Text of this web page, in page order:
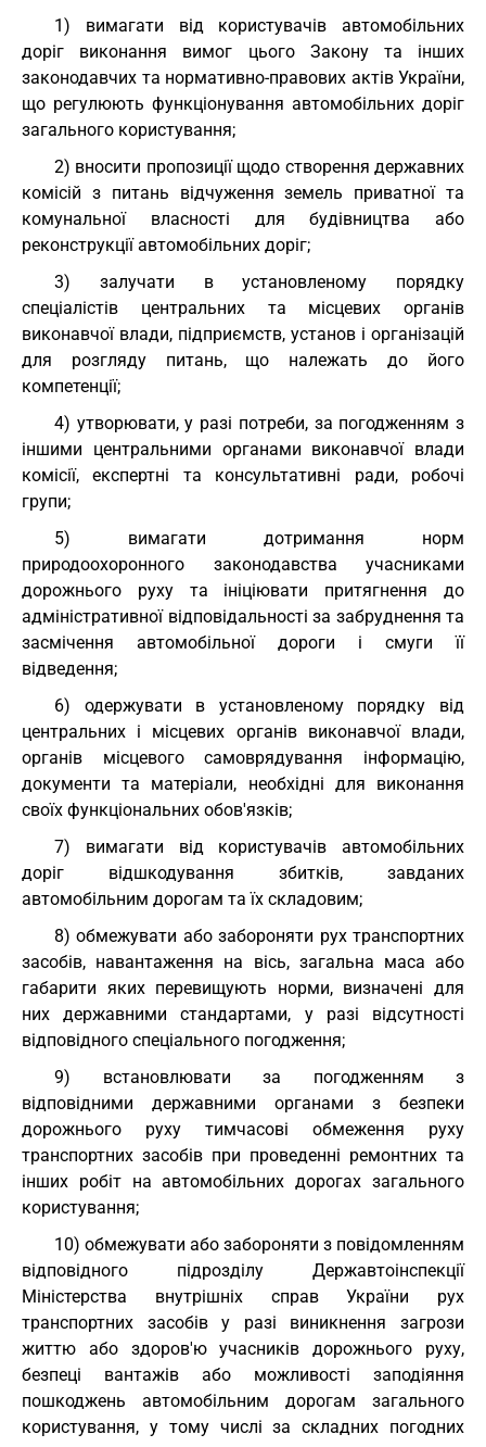
1) вимагати від користувачів автомобільних
доріг виконання вимог цього Закону та інших
законодавчих та нормативно-правових актів України,
що регулюють функціонування автомобільних доріг
загального користування;
2) вносити пропозиції щодо створення державних
комісій з питань відчуження земель приватної та
комунальної власності для будівництва або
реконструкції автомобільних доріг;
3) залучати в установленому порядку
спеціалістів центральних та місцевих органів
виконавчої влади, підприємств, установ і організацій
для розгляду питань, що належать до його
компетенції;
4) утворювати, у разі потреби, за погодженням з
іншими центральними органами виконавчої влади
комісії, експертні та консультативні ради, робочі
групи;
5) вимагати дотримання норм
природоохоронного законодавства учасниками
дорожнього руху та ініціювати притягнення до
адміністративної відповідальності за забруднення та
засмічення автомобільної дороги і смуги її
відведення;
6) одержувати в установленому порядку від
центральних і місцевих органів виконавчої влади,
органів місцевого самоврядування інформацію,
документи та матеріали, необхідні для виконання
своїх функціональних обов'язків;
7) вимагати від користувачів автомобільних
доріг відшкодування збитків, завданих
автомобільним дорогам та їх складовим;
8) обмежувати або забороняти рух транспортних
засобів, навантаження на вісь, загальна маса або
габарити яких перевищують норми, визначені для
них державними стандартами, у разі відсутності
відповідного спеціального погодження;
9) встановлювати за погодженням з
відповідними державними органами з безпеки
дорожнього руху тимчасові обмеження руху
транспортних засобів при проведенні ремонтних та
інших робіт на автомобільних дорогах загального
користування;
10) обмежувати або забороняти з повідомленням
відповідного підрозділу Державтоінспекції
Міністерства внутрішніх справ України рух
транспортних засобів у разі виникнення загрози
життю або здоров'ю учасників дорожнього руху,
безпеці вантажів або можливості заподіяння
пошкоджень автомобільним дорогам загального
користування, у тому числі за складних погодних